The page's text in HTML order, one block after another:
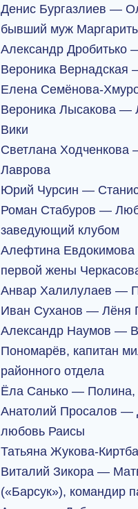
Денис Бургазлиев —
бывший муж
Александр Дробитько
Вероника Вернадская
Елена Семёнова-
Вероника Лысакова —
Вики
Светлана Ходченкова
Лаврова
Юрий Чурсин —
Роман Стабуров —
заведующий клубом
Алефтина
первой жены
Анвар Халилулаев —
Иван Суханов — Лёня
Александр Наумов —
Пономарёв, капитан
районного отдела
Ёла Санько —
Анатолий Просалов —
любовь Раисы
Татьяна Жукова-
Виталий Зикора —
(«Барсук»), командир